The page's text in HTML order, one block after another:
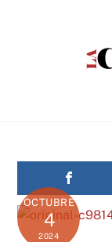
OCTUBRE
4
2024